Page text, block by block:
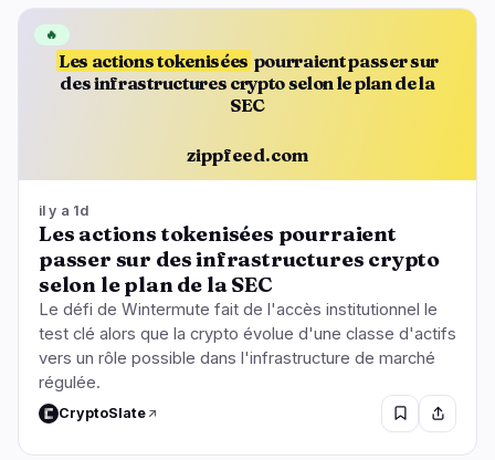
Les actions tokenisées pourraient passer sur
des infrastructures crypto selon le plan de la
SEC
zippfeed.com
🔥
il y a 1d
Les actions tokenisées pourraient
passer sur des infrastructures crypto
selon le plan de la SEC
Le défi de Wintermute fait de l'accès institutionnel le
test clé alors que la crypto évolue d'une classe d'actifs
vers un rôle possible dans l'infrastructure de marché
régulée.
CryptoSlate